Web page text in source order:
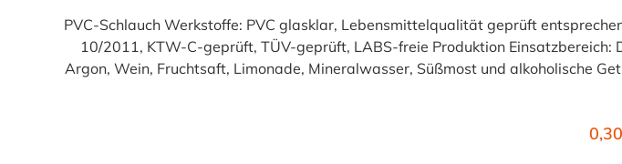
PVC-Schlauch Werkstoffe: PVC glasklar, Lebensmittelqualität geprüft entsprechend den Anforderungen der Verordnung (EG) 1935/2004 und der Verordnung (EU)
10/2011, KTW-C-geprüft, TÜV-geprüft, LABS-freie Produktion Einsatzbereich: Druckloses Durchleiten von Flüssigkeiten und Gasen wie Wasser, Trinkwasser,
Argon, Wein, Fruchtsaft, Limonade, Mineralwasser, Süßmost und alkoholische